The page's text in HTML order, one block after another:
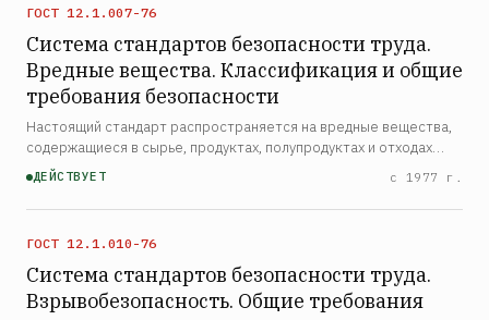
ГОСТ 12.1.007-76
Система стандартов безопасности труда.
Вредные вещества. Классификация и общие
требования безопасности
Настоящий стандарт распространяется на вредные вещества,
содержащиеся в сырье, продуктах, полупродуктах и отходах
производства, и устанавливает общие требования
безопасности при их производстве, применении и хранении.
Ст…
ДЕЙСТВУЕТ с 1977 г.
ГОСТ 12.1.010-76
Система стандартов безопасности труда.
Взрывобезопасность. Общие требования